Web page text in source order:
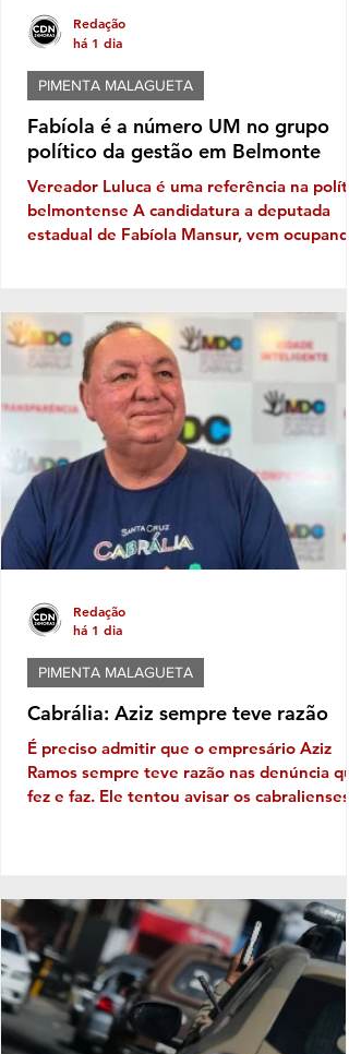
Fabíola é a número UM no grupo
político da gestão em Belmonte
Vereador Luluca é uma referência na
belmontense A candidatura a deputada
estadual de Fabíola Mansur, vem ocupando
sob a liderança do habilidoso presidente da
Câmara Municipal, Luluca da Ambulância e
da vice-prefeita, Alice Elias Brito, vem
ganhando terreno, e ao que tudo indica
estão dispostos a mostrar o peso político
que representam. Luluca que já cheg
PIMENTA MALAGUETA
Redação
há 1 dia
Cabrália: Aziz sempre teve razão
É preciso admitir que o empresário Aziz
Ramos sempre teve razão nas denúncia
fez e faz. Ele tentou avisar os cabralienses
card Pataxó, um reconhecimento falso
por lideranças indígenas a indivíduos que
não têm qualquer relação com os povos
originários - Uma fraude contra o estado
brasileiro e as ins
PIMENTA MALAGUETA
Redação
há 1 dia